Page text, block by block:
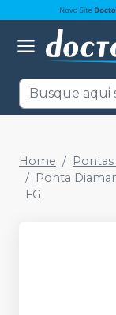
Home
Ponta
FG